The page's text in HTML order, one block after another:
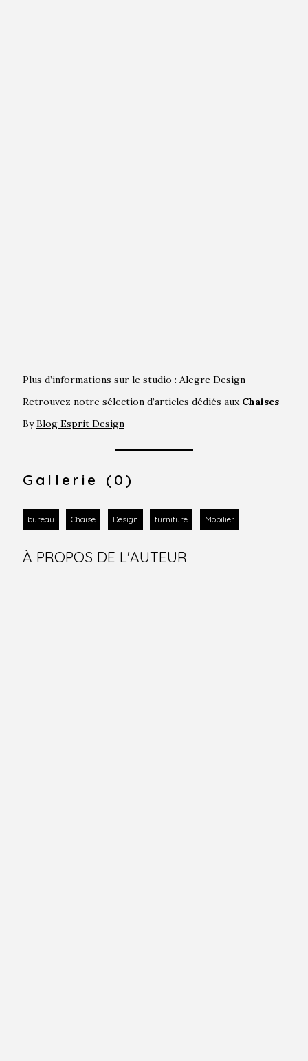
Plus d’informations sur le studio : Alegre Design
Retrouvez notre sélection d’articles dédiés aux Chaises
ByBlog Esprit Design
Gallerie (0)
bureau Chaise Design furniture Mobilier
À PROPOS DE L'AUTEUR